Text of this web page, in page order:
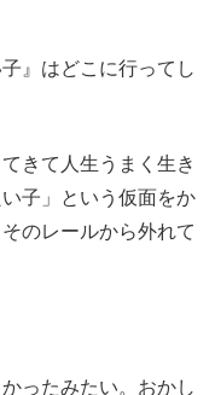
』はどこに行ってし
きて人生うまく生き
子」という仮面をか
のレールから外れて
ったみたい。おかし